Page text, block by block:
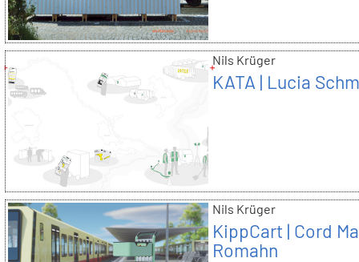
Nils Krüger
KATA | Lucia
Nils Krüger
KippCart | Cord
Romahn